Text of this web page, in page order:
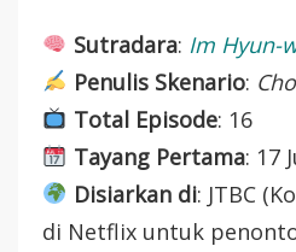
Sutradara: Im Hyun-
Penulis Skenario:
Total Episode: 16
Tayang Pertama: 17
Disiarkan di: JTBC
di Netflix untuk